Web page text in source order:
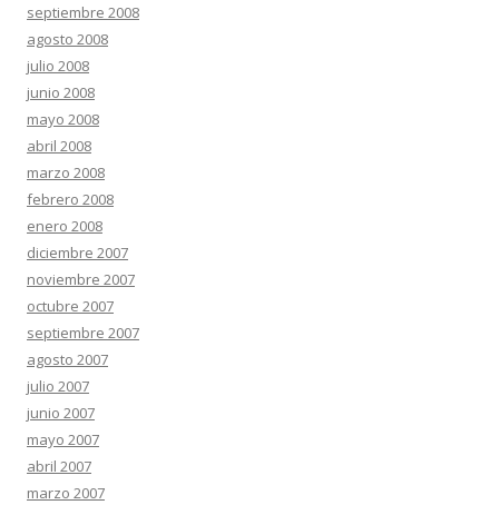
septiembre 2008
agosto 2008
julio 2008
junio 2008
mayo 2008
abril 2008
marzo 2008
febrero 2008
enero 2008
diciembre 2007
noviembre 2007
octubre 2007
septiembre 2007
agosto 2007
julio 2007
junio 2007
mayo 2007
abril 2007
marzo 2007